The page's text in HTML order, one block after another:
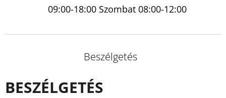
09:00-18:00 Szombat 08:00-12:00
Beszélgetés
BESZÉLGETÉS